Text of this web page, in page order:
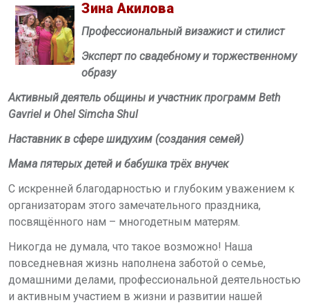
Зина Акилова
Профессиональный визажист и стилист
Эксперт по свадебному и торжественному
образу
Активный деятель общины и участник программ Beth
Gavriel и Ohel Simcha Shul
Наставник в сфере шидухим (создания семей)
Мама пятерых детей и бабушка трёх внучек
С искренней благодарностью и глубоким уважением к
организаторам этого замечательного праздника,
посвящённого нам – многодетным матерям.
Никогда не думала, что такое возможно! Наша
повседневная жизнь наполнена заботой о семье,
домашними делами, профессиональной деятельностью
и активным участием в жизни и развитии нашей